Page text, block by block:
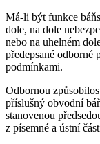
Má-li být funkce
dole, na dole
nebo na uhelném
předepsané odborné
podmínkami.
Odbornou
příslušný obvodní
stanovenou
z písemné a ústní